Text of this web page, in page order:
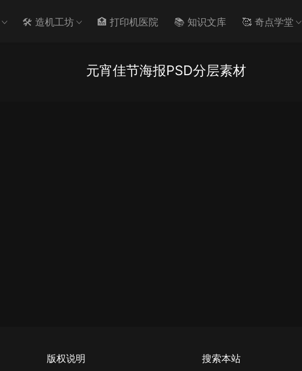
🛠️ 造机工坊 🏥 打印机医院 📚 知识文库 🥰 奇点学堂
元宵佳节海报PSD分层素材
版权说明 搜索本站